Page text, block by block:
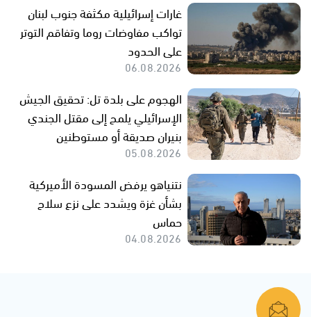
غارات إسرائيلية مكثفة جنوب لبنان
تواكب مفاوضات روما وتفاقم التوتر
على الحدود
06.08.2026
الهجوم على بلدة تل: تحقيق الجيش
الإسرائيلي يلمح إلى مقتل الجندي
بنيران صديقة أو مستوطنين
05.08.2026
نتنياهو يرفض المسودة الأميركية
بشأن غزة ويشدد على نزع سلاح
حماس
04.08.2026